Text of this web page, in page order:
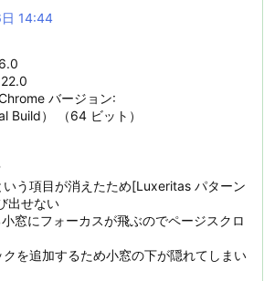
14:44
バージョン:
） （64 ビット）
う項目が消えたため[Luxeritas パターン
出せない
窓にフォーカスが飛ぶのでページスクロ
を追加するため小窓の下が隠れてしまい